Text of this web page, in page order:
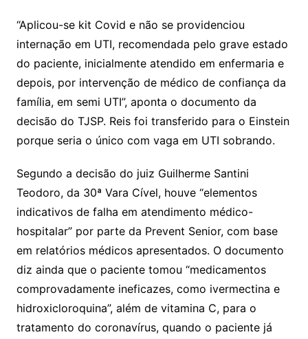
“Aplicou-se kit Covid e não se providenciou
internação em UTI, recomendada pelo grave estado
do paciente, inicialmente atendido em enfermaria e
depois, por intervenção de médico de confiança da
família, em semi UTI”, aponta o documento da
decisão do TJSP. Reis foi transferido para o Einstein
porque seria o único com vaga em UTI sobrando.
Segundo a decisão do juiz Guilherme Santini
Teodoro, da 30ª Vara Cível, houve “elementos
indicativos de falha em atendimento médico-
hospitalar” por parte da Prevent Senior, com base
em relatórios médicos apresentados. O documento
diz ainda que o paciente tomou “medicamentos
comprovadamente ineficazes, como ivermectina e
hidroxicloroquina”, além de vitamina C, para o
tratamento do coronavírus, quando o paciente já